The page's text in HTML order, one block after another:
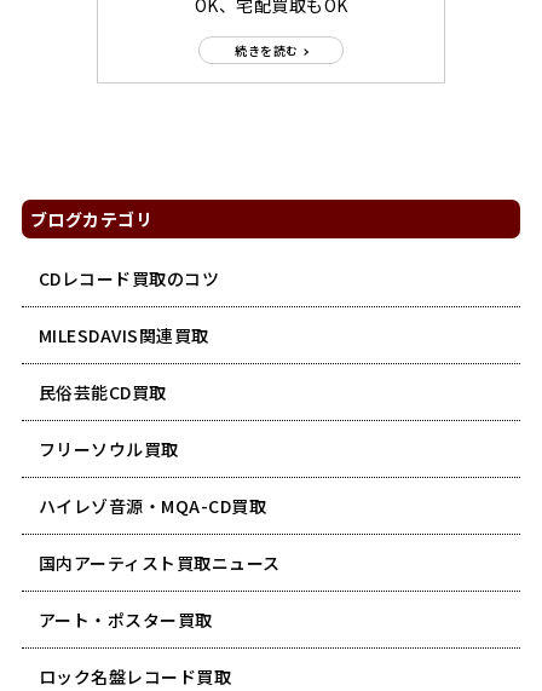
OK、宅配買取もOK
続きを読む
ブログカテゴリ
CDレコード買取のコツ
MILESDAVIS関連買取
民俗芸能CD買取
フリーソウル買取
ハイレゾ音源・MQA-CD買取
国内アーティスト買取ニュース
アート・ポスター買取
ロック名盤レコード買取